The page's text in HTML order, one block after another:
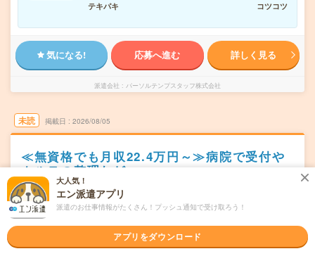
テキパキ
コツコツ
気になる! 応募へ進む 詳しく見る
派遣会社 パーソルテンプスタッフ株式会社
未読 掲載日 2026/08/05
≪無資格でも月収22.4万円～≫病院で受付や
カルテの整理など
交通費別途支給あり 土日祝日が休み
勤務地
八戸ノ里駅から---分／河内小阪駅から---分／徳庵駅から---
分／石切駅から---分／ＪＲ俊徳道駅から---分
大人気！
エン派遣アプリ
派遣のお仕事情報がたくさん！プッシュ通知で受け取ろう！
アプリをダウンロード